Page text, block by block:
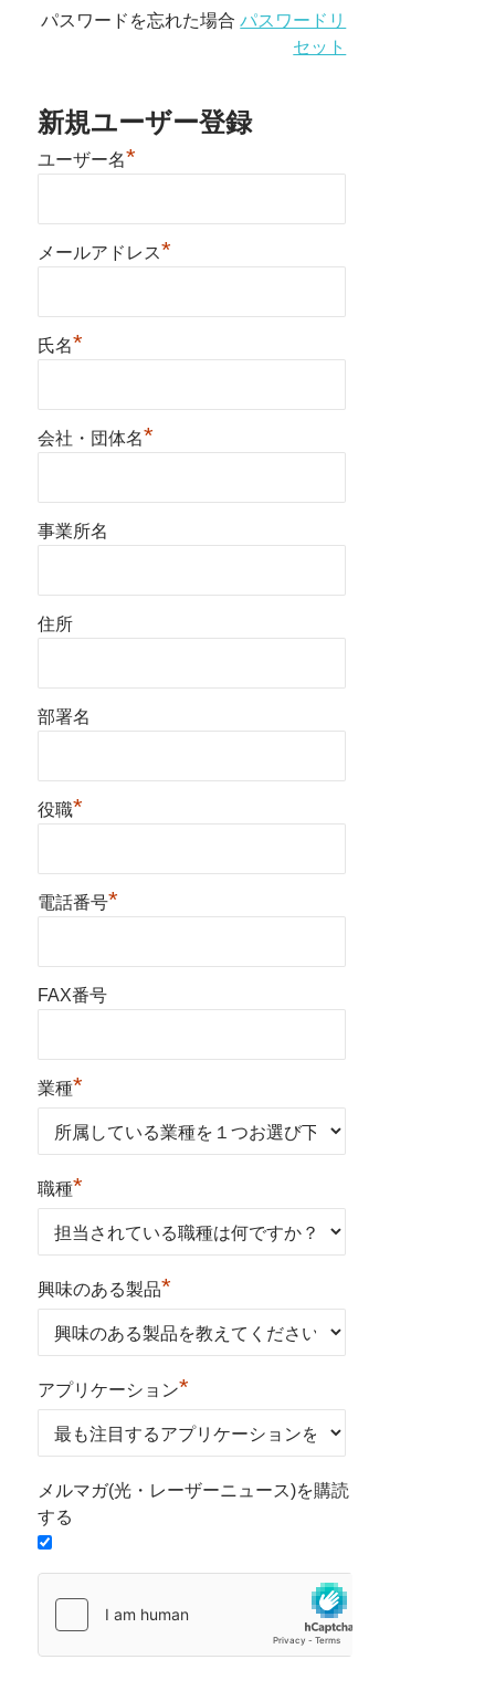
パスワードを忘れた場合パスワードリ
セット
新規ユーザー登録
ユーザー名*
メールアドレス*
氏名*
会社・団体名*
事業所名
住所
部署名
役職*
電話番号*
FAX番号
業種*
職種*
興味のある製品*
アプリケーション*
メルマガ(光・レーザーニュース)を購読
する